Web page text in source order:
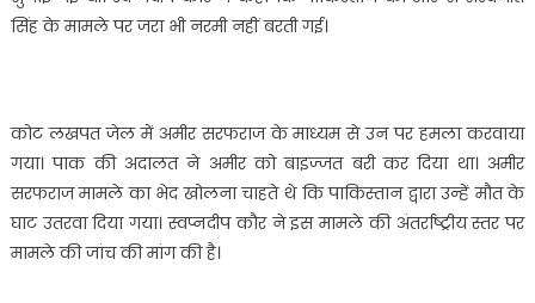
सिंह के मामले पर जरा भी नरमी नहीं बरती गई।
कोट लखपत जेल में अमीर सरफराज के माध्यम से उन पर हमला करवाया
गया। पाक की अदालत ने अमीर को बाइज्जत बरी कर दिया था। अमीर
सरफराज मामले का भेद खोलना चाहते थे कि पाकिस्तान द्वारा उन्हें मौत के
घाट उतरवा दिया गया। स्वप्नदीप कौर ने इस मामले की अंतर्राष्ट्रीय स्तर पर
मामले की जांच की मांग की है।